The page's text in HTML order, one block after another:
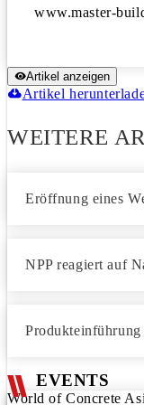
www.master-
Artikel anzeigen
Artikel
WEITERE
Eröffnung eines
NPP reagiert auf
EVENTS
World of Concrete